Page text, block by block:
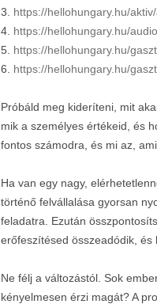
3. https://hellohungary.hu/
4. https://hellohungary.hu/
5. https://hellohungary.hu/
6. https://hellohungary.hu/
Próbáld meg kideríteni, mit
mik a személyes értékeid, és
fontos számodra, és mi az,
Ha van egy nagy,
történő felvállalása gyorsan
feladatra. Ezután
erőfeszítésed összeadódik, és
Ne félj a változástól. Sok
kényelmesen érzi magát? A